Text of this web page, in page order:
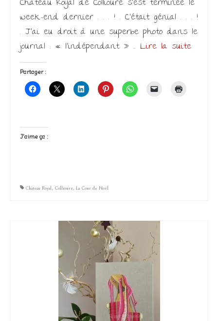
week-end dernier . . . ! . C’était génial . . . !
. J’ai eu droit à une superbe photo dans le
journal : « l’indépendant » … Lire la suite­­
Partager :
J’aime ça :
Château Royal, Collioure, La Cour de Noël